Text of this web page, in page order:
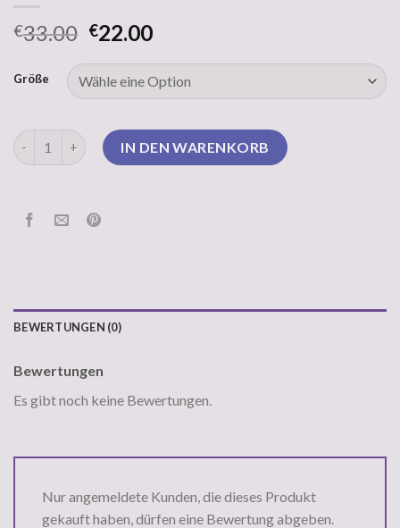
€33.00 €22.00
Größe
norwegerpullover MengeIN DEN WARENKORB
BEWERTUNGEN (0)
Bewertungen
Es gibt noch keine Bewertungen.
Nur angemeldete Kunden, die dieses Produkt
gekauft haben, dürfen eine Bewertung abgeben.